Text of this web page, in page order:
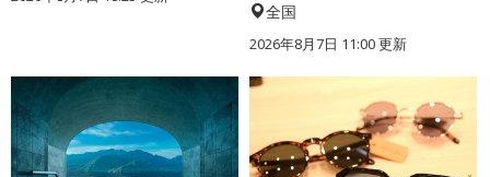
全国
2026年8月7日 11:00更新